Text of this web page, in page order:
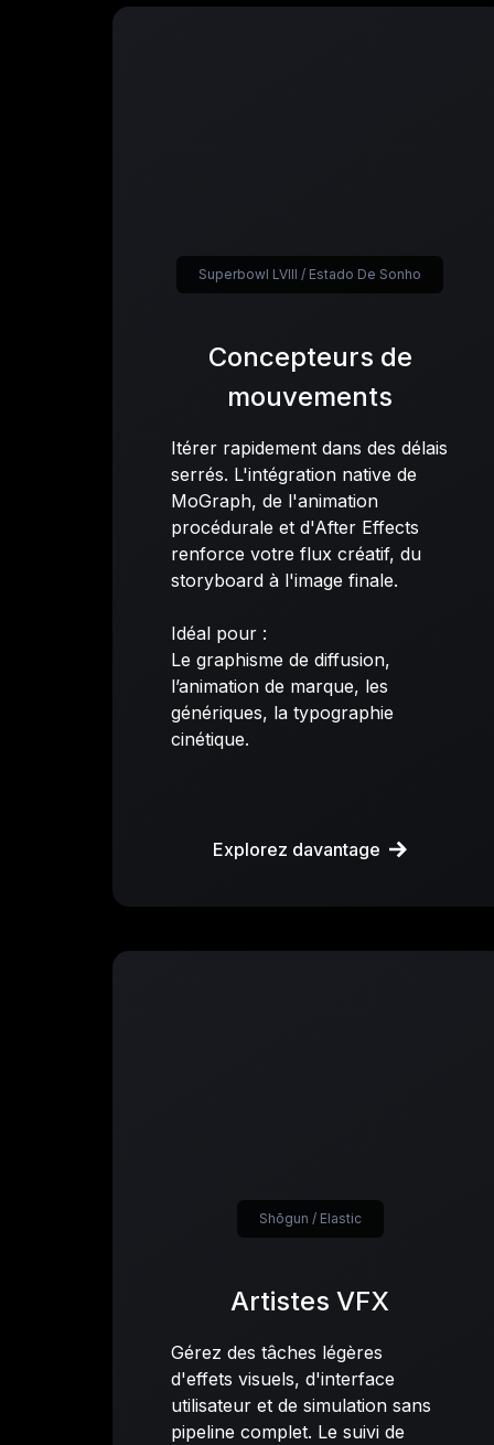
Concepteurs de
mouvements
Itérer rapidement dans des délais
serrés. L'intégration native de
MoGraph, de l'animation
procédurale et d'After Effects
renforce votre flux créatif, du
storyboard à l'image finale.
Idéal pour :
Le graphisme de diffusion,
l’animation de marque, les
génériques, la typographie
cinétique.
Explorez davantage
Superbowl LVIII / Estado De Sonho
Artistes VFX
Gérez des tâches légères
d'effets visuels, d'interface
utilisateur et de simulation sans
pipeline complet. Le suivi de
Shōgun / Elastic